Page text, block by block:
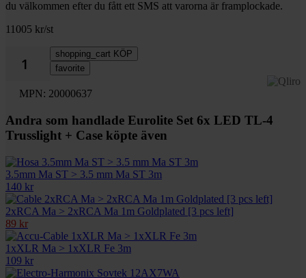
du välkommen efter du fått ett SMS att varorna är framplockade.
11005 kr/st
shopping_cart KÖP
favorite
MPN: 20000637
Andra som handlade Eurolite Set 6x LED TL-4
Trusslight + Case köpte även
3.5mm Ma ST > 3.5 mm Ma ST 3m
140 kr
2xRCA Ma > 2xRCA Ma 1m Goldplated [3 pcs left]
89 kr
1xXLR Ma > 1xXLR Fe 3m
109 kr